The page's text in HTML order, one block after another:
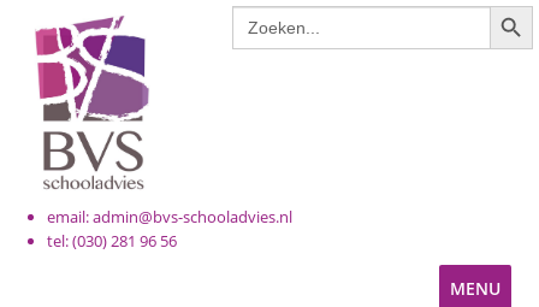
Zoek
naar:
Ga
door
naar
navigatie
Ga
naar
de
inhoud
email: admin@bvs-schooladvies.nl
tel: (030) 281 96 56
MENU